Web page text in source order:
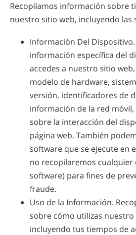
Recopilamos información sobre
nuestro sitio web, incluyendo las
Información Del
información específica del
accedes a nuestro sitio
modelo de hardware,
versión, identificadores de
información de la red
sobre la interacción del
página web. También
software que se ejecute en
no recopilaremos
software) para fines de
fraude.
Uso de la Información.
sobre cómo utilizas nuestro
incluyendo tus tiempos de